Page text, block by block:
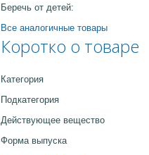
Беречь от детей:
Все аналогичные товары
Коротко о товаре
Категория
Подкатегория
Действующее вещество
Форма выпуска